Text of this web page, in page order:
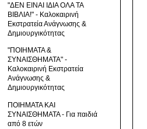
"ΔΕΝ ΕΙΝΑΙ ΙΔΙΑ ΟΛΑ ΤΑ
ΒΙΒΛΙΑ!" - Καλοκαιρινή
Εκστρατεία Ανάγνωσης &
Δημιουργικότητας
"ΠΟΙΗΜΑΤΑ &
ΣΥΝΑΙΣΘΗΜΑΤΑ" -
Καλοκαιρινή Εκστρατεία
Ανάγνωσης &
Δημιουργικότητας
ΠΟΙΗΜΑΤΑ ΚΑΙ
ΣΥΝΑΙΣΘΗΜΑΤΑ - Για παιδιά
από 8 ετών